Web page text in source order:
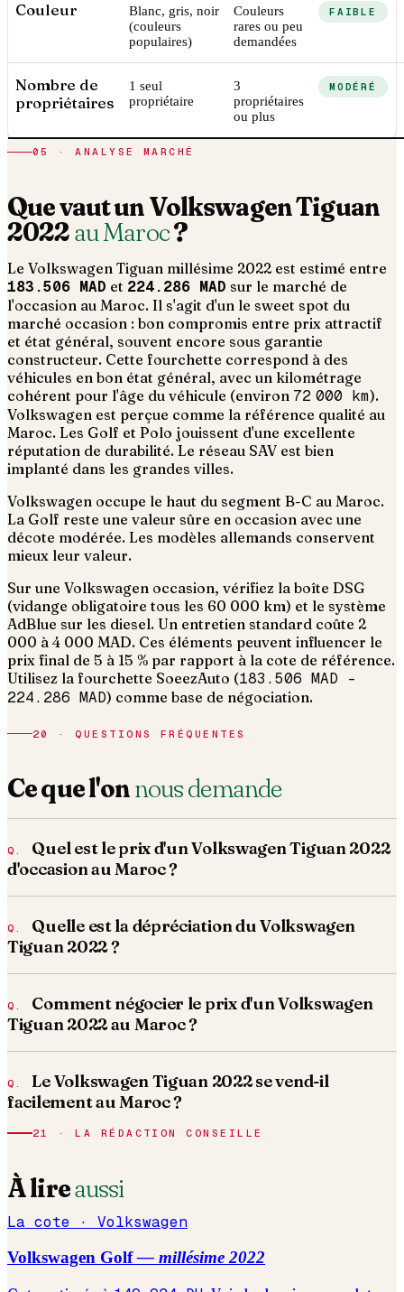
Couleur
Blanc, gris, noir
(couleurs
populaires)
Couleurs
rares ou peu
demandées
FAIBLE
Nombre de
propriétaires
1 seul
propriétaire
3
propriétaires
ou plus
MODÉRÉ
05 · ANALYSE MARCHÉ
Que vaut unVolkswagenTiguan
2022au Maroc?
Le Volkswagen Tiguan millésime 2022est estimé entre
183.506 MAD et 224.286 MAD sur le marché de
l'occasion au Maroc. Il s'agit d'un le sweet spot du
marché occasion : bon compromis entre prix attractif
et état général, souvent encore sous garantie
constructeur. Cette fourchette correspond à des
véhicules en bon état général, avec un kilométrage
cohérent pour l'âge du véhicule (environ 72 000 km).
Volkswagen est perçue comme la référence qualité au
Maroc. Les Golf et Polo jouissent d'une excellente
réputation de durabilité. Le réseau SAV est bien
implanté dans les grandes villes.
Volkswagen occupe le haut du segment B-C au Maroc.
La Golf reste une valeur sûre en occasion avec une
décote modérée. Les modèles allemands conservent
mieux leur valeur.
Sur une Volkswagen occasion, vérifiez la boîte DSG
(vidange obligatoire tous les 60 000 km) et le système
AdBlue sur les diesel. Un entretien standard coûte 2
000 à 4 000 MAD. Ces éléments peuvent influencer le
prix final de 5 à 15 % par rapport à la cote de référence.
Utilisez la fourchette SoeezAuto (183.506 MAD –
224.286 MAD) comme base de négociation.
20 · QUESTIONS FRÉQUENTES
Ce que l'onnous demande
Quel est le prix d'un Volkswagen Tiguan 2022
d'occasion au Maroc ?
Quelle est la dépréciation du Volkswagen
Tiguan 2022 ?
Comment négocier le prix d'un Volkswagen
Tiguan 2022 au Maroc ?
Le Volkswagen Tiguan 2022 se vend-il
facilement au Maroc ?
21 · LA RÉDACTION CONSEILLE
À lireaussi
La cote · Volkswagen
Volkswagen Golf — millésime2022